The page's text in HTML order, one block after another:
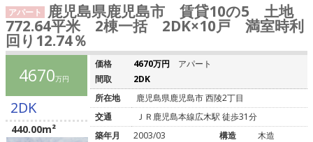
アパート 鹿児島県鹿児島市 賃貸10の5 土地
772.64平米 2棟一括 2DK×10戸 満室時利
回り12.74％
4670万円
2DK
440.00m²
価格 4670万円
アパート
間取
2DK
所在地
鹿児島県鹿児島市 西陵2丁目
交通
ＪＲ鹿児島本線広木駅 徒歩31分
築年月
2003/03 構造
木造